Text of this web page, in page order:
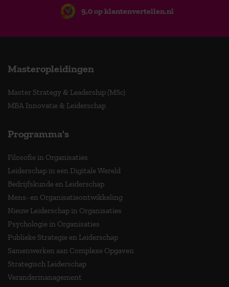
9,0 op klantenvertellen.nl
Masteropleidingen
Master Strategy & Leadership (MSc)
MBA Innovatie & Leiderschap
Programma's
Filosofie in Organisaties
Leiderschap in een Digitale Wereld
Bedrijfskunde en Leiderschap
Mens- en Organisatieontwikkeling
Nieuw Leiderschap in Organisaties
Psychologie in Organisaties
Publieke Strategie en Leiderschap
Samenwerken aan Complexe Opgaven
Strategisch Leiderschap
Verandermanagement